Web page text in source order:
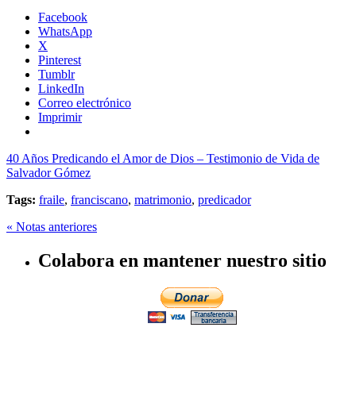
Facebook
WhatsApp
X
Pinterest
Tumblr
LinkedIn
Correo electrónico
Imprimir
40 Años Predicando el Amor de Dios – Testimonio de Vida de
Salvador Gómez
Tags: fraile, franciscano, matrimonio, predicador
« Notas anteriores
Colabora en mantener nuestro sitio